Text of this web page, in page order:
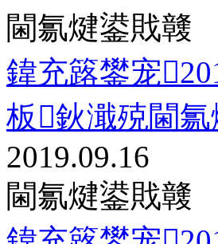
閫氱煡鍙戝竷
鍏充簬鐢宠
板鈥濈殑閫氱
2019.09.16
閫氱煡鍙戝竷